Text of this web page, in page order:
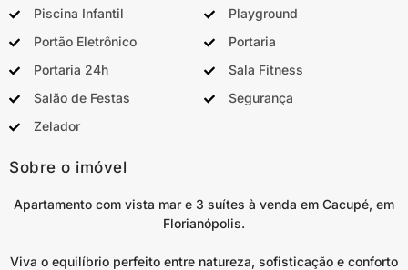
Piscina Infantil
Playground
Portão Eletrônico
Portaria
Portaria 24h
Sala Fitness
Salão de Festas
Segurança
Zelador
Sobre o imóvel
Apartamento com vista mar e 3 suítes à venda em Cacupé, em
Florianópolis.
Viva o equilíbrio perfeito entre natureza, sofisticação e conforto